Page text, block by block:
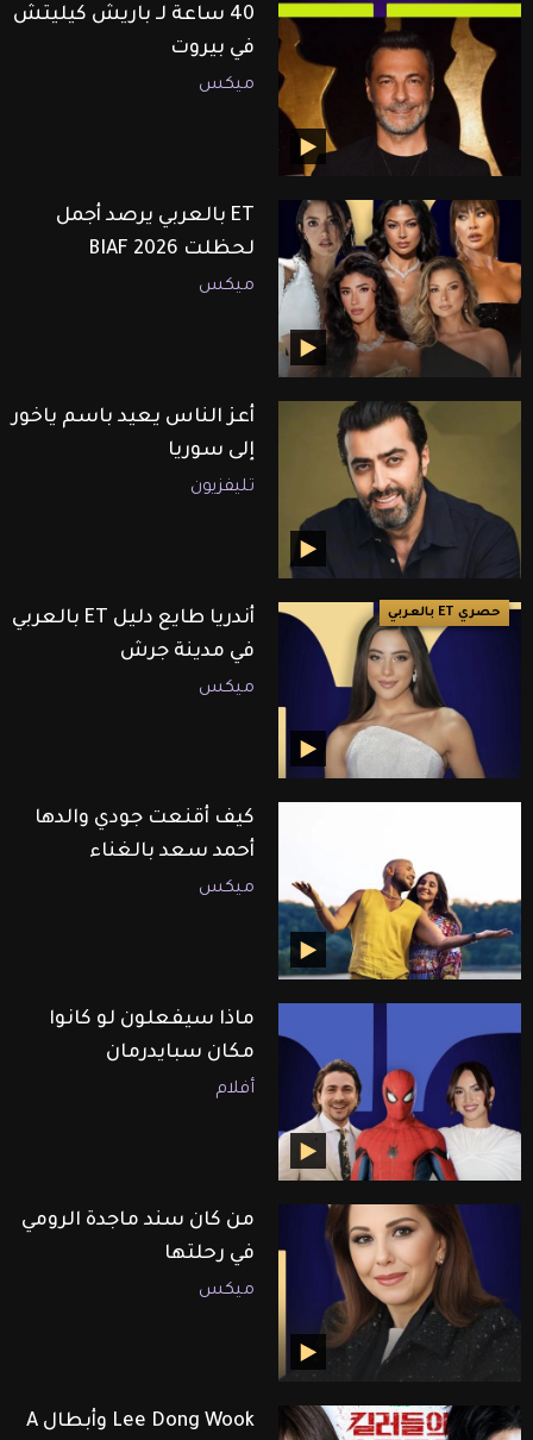
40 ساعة لـ باريش كيليتش
في بيروت
ميكس
ET بالعربي يرصد أجمل
لحظلت BIAF 2026
ميكس
أعز الناس يعيد باسم ياخور
إلى سوريا
تليفزيون
حصري ET بالعربي
أندريا طايع دليل ET بالعربي
في مدينة جرش
ميكس
كيف أقنعت جودي والدها
أحمد سعد بالغناء
ميكس
ماذا سيفعلون لو كانوا
مكان سبايدرمان
أفلام
من كان سند ماجدة الرومي
في رحلتها
ميكس
Lee Dong Wook وأبطال A